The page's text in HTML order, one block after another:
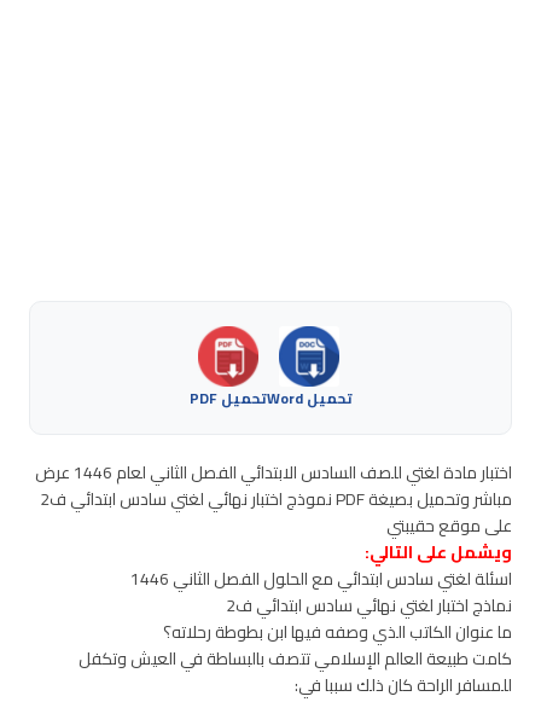
تحميل Word تحميل PDF
اختبار مادة لغتي للصف السادس الابتدائي الفصل الثاني لعام 1446 عرض
مباشر وتحميل بصيغة PDF نموذج اختبار نهائي لغتي سادس ابتدائي ف2
على موقع حقيبتي
ويشمل على التالي:
اسئلة لغتي سادس ابتدائي مع الحلول الفصل الثاني 1446
نماذج اختبار لغتي نهائي سادس ابتدائي ف2
ما عنوان الكاتب الذي وصفه فيها ابن بطوطة رحلاته؟
كامت طبيعة العالم الإسلامي تتصف بالبساطة في العيش وتكفل
للمسافر الراحة كان ذلك سببا في: